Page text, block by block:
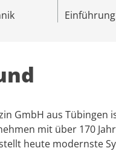
GmbH aus
mit über 170
heute modernste